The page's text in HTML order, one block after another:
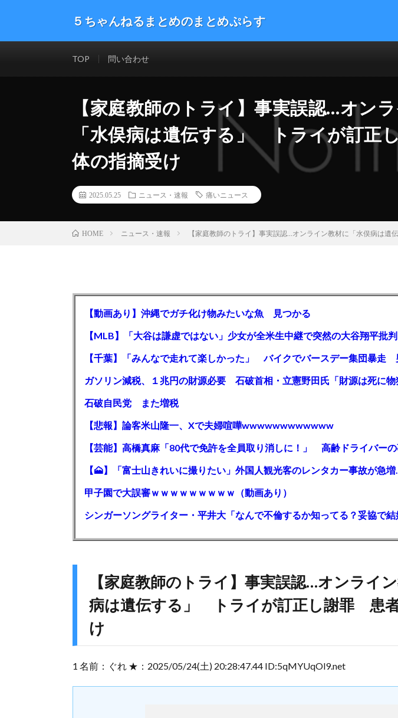
５ちゃんねるまとめのまとめぷらす
した。ネタ・速報 エンタメ 生活 趣味 漫画アニメ ゲーム サイエンス マネー 海外の反応
TOP 問い合わせ
【家庭教師のトライ】事実誤認…オン
「水俣病は遺伝する」 トライが訂正
体の指摘受け
2025.05.25 ニュース・速報 痛いニュース
HOME ニュース・速報 【家庭教師のトライ】事実誤認…オンライン教材に「水俣病は
【動画あり】沖縄でガチ化け物みたいな魚 見つかる
石破自民党 また増税
【悲報】論客米山隆一、Xで夫婦喧嘩wwwwwwwwwwww
甲子園で大誤審ｗｗｗｗｗｗｗｗｗ（動画あり）
【家庭教師のトライ】事実誤認…オンライ
病は遺伝する」 トライが訂正し謝罪 患
け
1 名前：ぐれ ★：2025/05/24(土) 20:28:47.44 ID:5qMYUqOl9.net